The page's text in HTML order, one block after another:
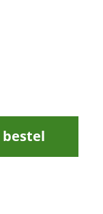
bestel